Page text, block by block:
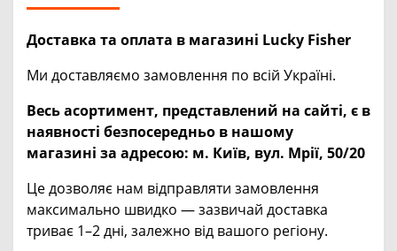
Доставка та оплата в магазині Lucky Fisher
Ми доставляємо замовлення по всій Україні.
Весь асортимент, представлений на сайті, є в
наявності безпосередньо в нашому
магазині за адресою: м. Київ, вул. Мрії, 50/20
Це дозволяє нам відправляти замовлення
максимально швидко — зазвичай доставка
триває 1–2 дні, залежно від вашого регіону.